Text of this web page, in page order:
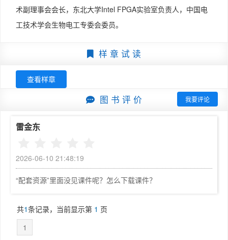
2.4.3  TTL与非门特性曲线  39
2.5  ECL门电路  43
2.5.2  ECL门电路主要特点  45
2.6.1  Bi-CMOS门电路工作原理  46
2.6.2  Bi-CMOS门电路主要性能参数  47
2.7  数字电路使用中应注意的问题  47
2.7.2  TTL门电路使用中应注意的问题  49
习题2  50
第3章  组合逻辑电路  55
3.1  组合逻辑电路的特点  55
55
3.2.1  分析方法  55
3.2.2  设计方法  57
本书为电子信息类各专业平台课程教材，可作为高等学校计
算机、通信、电子、电气及自动化等专业本科生教材，还可
本书由杨丹、李景宏等编著。参与编写的还有王永军、李晶
杜玉远、叶柠、孙宇舸、程同蕾、王爱侠、闫爱云、赵丽
红。新版教材中一定还会存在不少错误和疏漏，殷切希望读
于东北大学
术副理事会会长，东北大学Intel FPGA实验室负责人，中国电
工技术学会生物电工专委会委员。
样 章 试 读
查看样章
图 书 评 价 我要评论
雷金东
2026-06-10 21:48:19
“配套资源”里面没见课件呢？怎么下载课件？
共1条记录，当前显示第 1 页
1